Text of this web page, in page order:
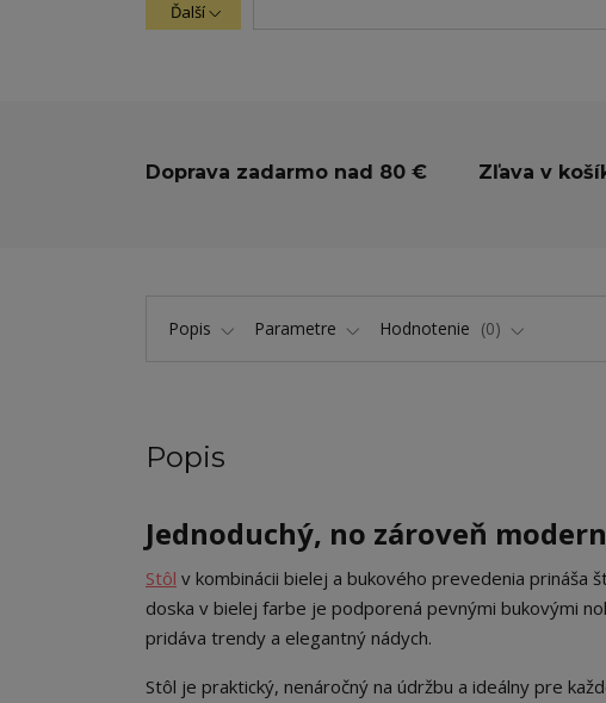
Ďalší
Doprava zadarmo nad 80 € Zľava v
Popis Parametre Hodnotenie 0
Popis
Jednoduchý, no zároveň
Stôl v kombinácii bielej a bukového prevedenia prináša
doska v bielej farbe je podporená pevnými bukovými
pridáva trendy a elegantný nádych.
Stôl je praktický, nenáročný na údržbu a ideálny pre